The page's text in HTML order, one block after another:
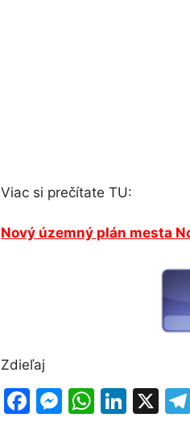
Viac si prečítate TU:
Nový územný plán mesta
Zdieľaj
F
M W Li X